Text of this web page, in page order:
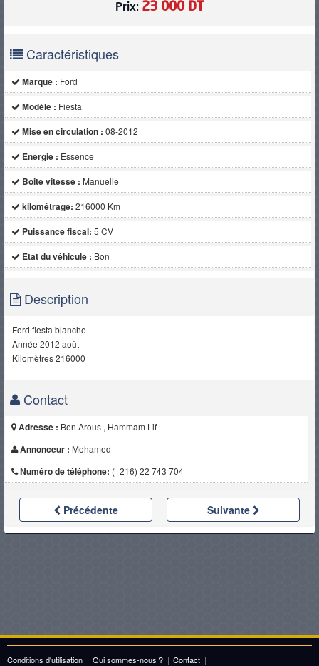
Prix: 23 000 DT
Caractéristiques
Marque : Ford
Modèle : Fiesta
Mise en circulation : 08-2012
Energie : Essence
Boite vitesse : Manuelle
kilométrage: 216000 Km
Puissance fiscal: 5 CV
Etat du véhicule : Bon
Description
Ford fiesta blanche
Année 2012 août
Kilomètres 216000
Contact
Adresse : Ben Arous , Hammam Lif
Annonceur : Mohamed
Numéro de téléphone: (+216) 22 743 704
Précédente Suivante
Conditions d'utilisation | Qui sommes-nous ? | Contact |